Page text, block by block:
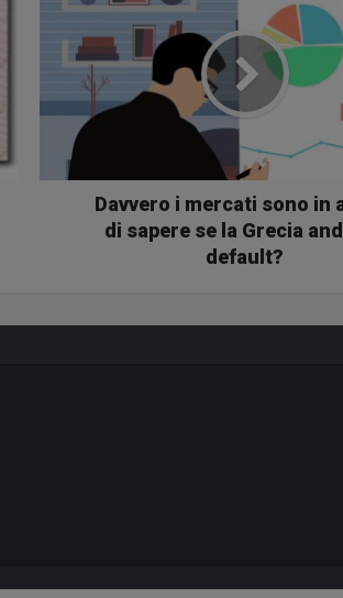
Davvero i mercati sono in
di sapere se la Grecia
default?